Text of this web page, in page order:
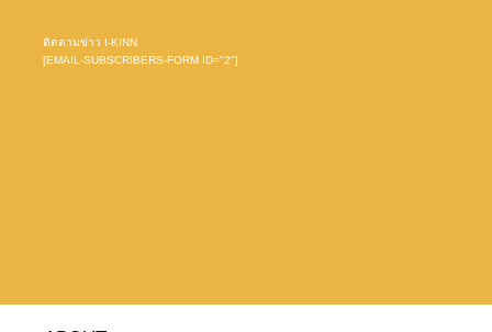
ติดตามข่าว I-KINN
[EMAIL-SUBSCRIBERS-FORM ID="2"]